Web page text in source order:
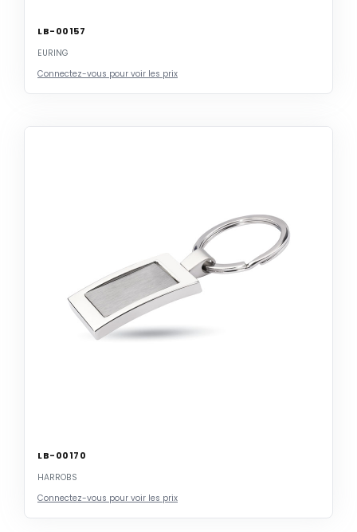
LB-00157
EURING
Connectez-vous pour voir les prix
LB-00170
HARROBS
Connectez-vous pour voir les prix